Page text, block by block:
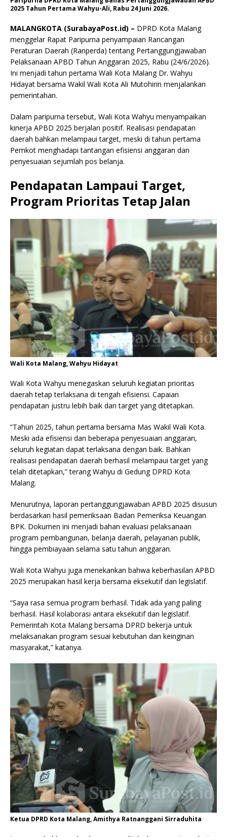
2025 Tahun Pertama Wahyu-Ali, Rabu 24 Juni 2026.
MALANGKOTA (SurabayaPost.id) – DPRD Kota Malang
menggelar Rapat Paripurna penyampaian Rancangan
Peraturan Daerah (Ranperda) tentang Pertanggungjawaban
Pelaksanaan APBD Tahun Anggaran 2025, Rabu (24/6/2026).
Ini menjadi tahun pertama Wali Kota Malang Dr. Wahyu
Hidayat bersama Wakil Wali Kota Ali Mutohirin menjalankan
pemerintahan.
Dalam paripurna tersebut, Wali Kota Wahyu menyampaikan
kinerja APBD 2025 berjalan positif. Realisasi pendapatan
daerah bahkan melampaui target, meski di tahun pertama
Pemkot menghadapi tantangan efisiensi anggaran dan
penyesuaian sejumlah pos belanja.
Pendapatan Lampaui Target,
Program Prioritas Tetap Jalan
Wali Kota Malang, Wahyu Hidayat
Wali Kota Wahyu menegaskan seluruh kegiatan prioritas
daerah tetap terlaksana di tengah efisiensi. Capaian
pendapatan justru lebih baik dari target yang ditetapkan.
“Tahun 2025, tahun pertama bersama Mas Wakil Wali Kota.
Meski ada efisiensi dan beberapa penyesuaian anggaran,
seluruh kegiatan dapat terlaksana dengan baik. Bahkan
realisasi pendapatan daerah berhasil melampaui target yang
telah ditetapkan,” terang Wahyu di Gedung DPRD Kota
Malang.
Menurutnya, laporan pertanggungjawaban APBD 2025 disusun
berdasarkan hasil pemeriksaan Badan Pemeriksa Keuangan
BPK. Dokumen ini menjadi bahan evaluasi pelaksanaan
program pembangunan, belanja daerah, pelayanan publik,
hingga pembiayaan selama satu tahun anggaran.
Wali Kota Wahyu juga menekankan bahwa keberhasilan APBD
2025 merupakan hasil kerja bersama eksekutif dan legislatif.
“Saya rasa semua program berhasil. Tidak ada yang paling
berhasil. Hasil kolaborasi antara eksekutif dan legislatif.
Pemerintah Kota Malang bersama DPRD bekerja untuk
melaksanakan program sesuai kebutuhan dan keinginan
masyarakat,” katanya.
Ketua DPRD Kota Malang, Amithya Ratnanggani Sirraduhita